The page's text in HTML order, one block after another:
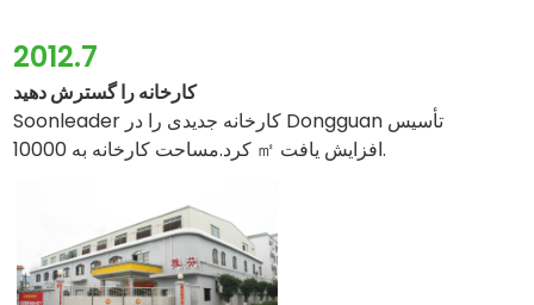
2012.7
کارخانه را گسترش دهید
Soonleader کارخانه جدیدی را در Dongguan تأسیس
کرد.
مساحت کارخانه به 10000 ㎡ افزایش یافت.